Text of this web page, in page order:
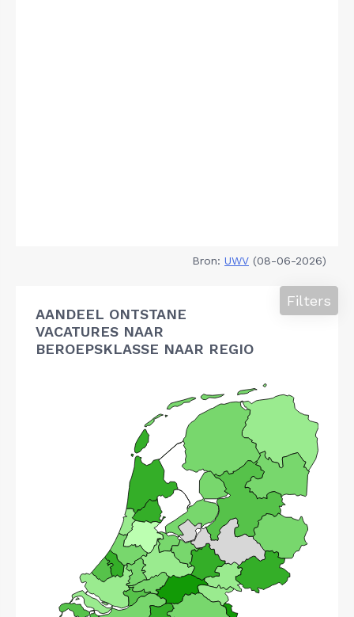
Bron: UWV (08-06-2026)
AANDEEL ONTSTANE
VACATURES NAAR
BEROEPSKLASSE NAAR REGIO
Filters